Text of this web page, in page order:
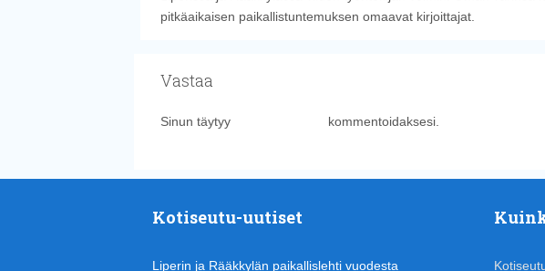
pitkäaikaisen paikallistuntemuksen omaavat kirjoittajat.
Vastaa
Sinun täytyy kommentoidaksesi.
Kotiseutu-uutiset
Liperin ja Rääkkylän paikallislehti vuodesta